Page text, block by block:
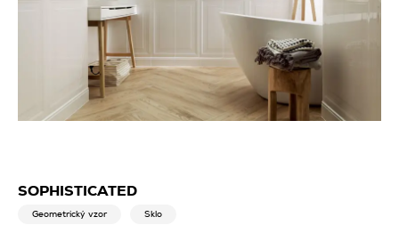
SOPHISTICATED
Geometrický vzor Sklo